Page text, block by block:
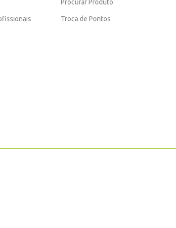
Procurar Produto
Troca de Pontos